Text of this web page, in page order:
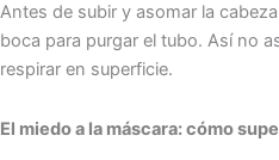
Antes de subir y asomar la
boca para purgar el tubo. Así no
respirar en superficie.
El miedo a la máscara: cómo